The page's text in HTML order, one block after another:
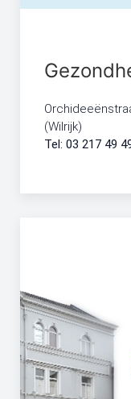
(Wilrijk)
Tel: 03 217 49